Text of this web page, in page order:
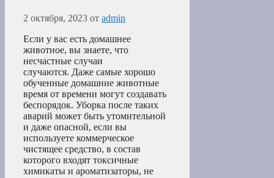
2 октября, 2023 от admin
Если у вас есть домашнее
животное, вы знаете, что
несчастные случаи
случаются. Даже самые хорошо
обученные домашние животные
время от времени могут создавать
беспорядок. Уборка после таких
аварий может быть утомительной
и даже опасной, если вы
используете коммерческое
чистящее средство, в состав
которого входят токсичные
химикаты и ароматизаторы, не